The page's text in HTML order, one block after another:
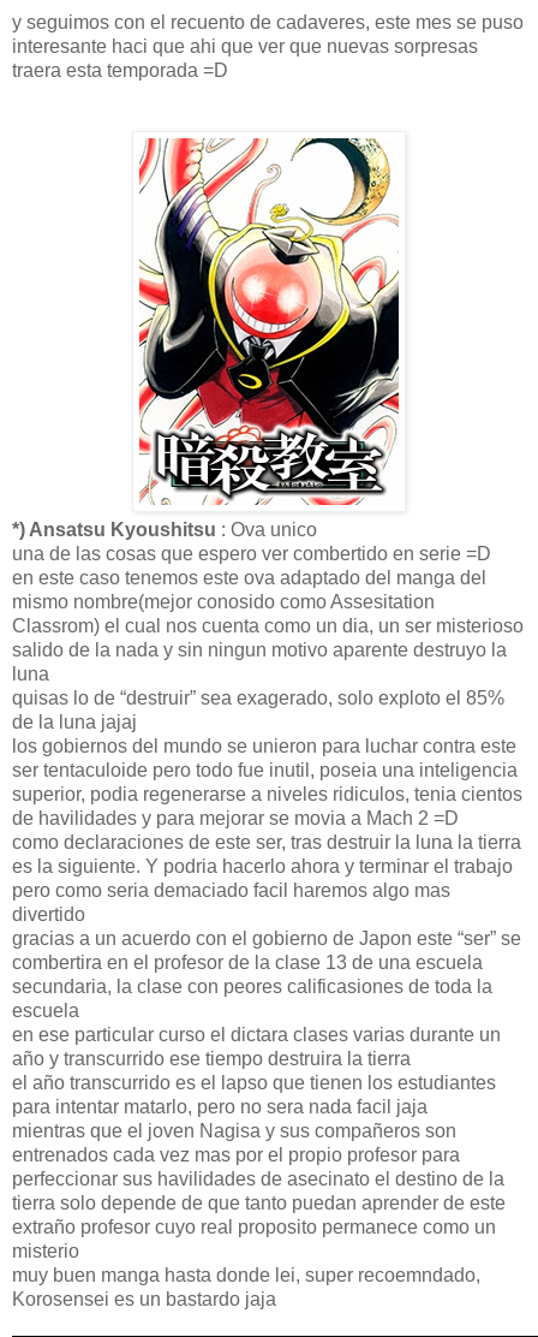
y seguimos con el recuento de cadaveres, este mes se puso
interesante haci que ahi que ver que nuevas sorpresas
traera esta temporada =D
*) Ansatsu Kyoushitsu : Ova unico
una de las cosas que espero ver combertido en serie =D
en este caso tenemos este ova adaptado del manga del
mismo nombre(mejor conosido como Assesitation
Classrom) el cual nos cuenta como un dia, un ser misterioso
salido de la nada y sin ningun motivo aparente destruyo la
luna
quisas lo de “destruir” sea exagerado, solo exploto el 85%
de la luna jajaj
los gobiernos del mundo se unieron para luchar contra este
ser tentaculoide pero todo fue inutil, poseia una inteligencia
superior, podia regenerarse a niveles ridiculos, tenia cientos
de havilidades y para mejorar se movia a Mach 2 =D
como declaraciones de este ser, tras destruir la luna la tierra
es la siguiente. Y podria hacerlo ahora y terminar el trabajo
pero como seria demaciado facil haremos algo mas
divertido
gracias a un acuerdo con el gobierno de Japon este “ser” se
combertira en el profesor de la clase 13 de una escuela
secundaria, la clase con peores calificasiones de toda la
escuela
en ese particular curso el dictara clases varias durante un
año y transcurrido ese tiempo destruira la tierra
el año transcurrido es el lapso que tienen los estudiantes
para intentar matarlo, pero no sera nada facil jaja
mientras que el joven Nagisa y sus compañeros son
entrenados cada vez mas por el propio profesor para
perfeccionar sus havilidades de asecinato el destino de la
tierra solo depende de que tanto puedan aprender de este
extraño profesor cuyo real proposito permanece como un
misterio
muy buen manga hasta donde lei, super recoemndado,
Korosensei es un bastardo jaja